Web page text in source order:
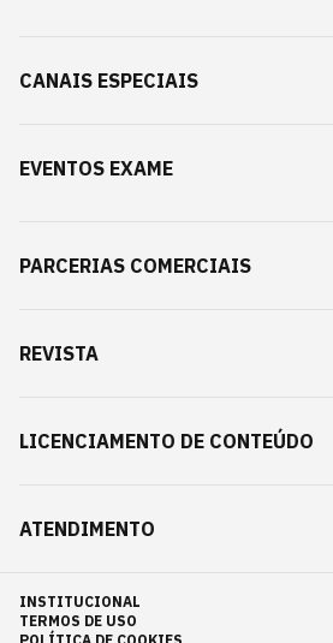
CANAIS ESPECIAIS
EVENTOS EXAME
PARCERIAS COMERCIAIS
REVISTA
LICENCIAMENTO DE CONTEÚDO
ATENDIMENTO
INSTITUCIONAL
TERMOS DE USO